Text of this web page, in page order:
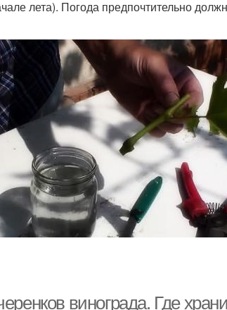
лета). Погода предпочтительно
винограда. Где